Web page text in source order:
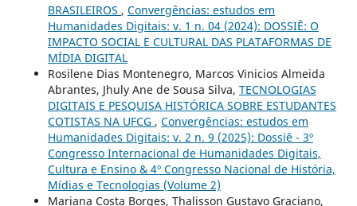
BRASILEIROS , Convergências: estudos em
Humanidades Digitais: v. 1 n. 04 (2024): DOSSIÊ: O
IMPACTO SOCIAL E CULTURAL DAS PLATAFORMAS DE
MÍDIA DIGITAL
Rosilene Dias Montenegro, Marcos Vinicios Almeida
Abrantes, Jhuly Ane de Sousa Silva, TECNOLOGIAS
DIGITAIS E PESQUISA HISTÓRICA SOBRE ESTUDANTES
COTISTAS NA UFCG , Convergências: estudos em
Humanidades Digitais: v. 2 n. 9 (2025): Dossiê - 3º
Congresso Internacional de Humanidades Digitais,
Cultura e Ensino & 4º Congresso Nacional de História,
Mídias e Tecnologias (Volume 2)
Mariana Costa Borges, Thalisson Gustavo Graciano,